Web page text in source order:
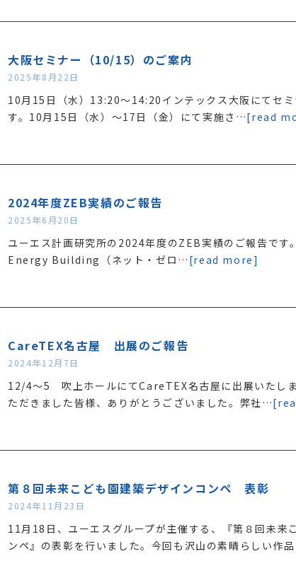
大阪セミナー（10/15）のご案内
2025年8月22日
10月15日（水）13:20～14:20インテックス大阪にてセミ
す。10月15日（水）～17日（金）にて実施さ…[read
2024年度ZEB実績のご報告
2025年6月20日
ユーエス計画研究所の2024年度のZEB実績のご報告で
Energy Building（ネット・ゼロ… [read more]
CareTEX名古屋 出展のご報告
2024年12月7日
12/4～5 吹上ホールにてCareTEX名古屋に出展いたし
ただきました皆様、ありがとうございました。弊社…
第８回未来こども園建築デザインコンペ 表彰
2024年11月23日
11月18日、ユーエスグループが主催する、『第８回未来
ンペ』の表彰を行いました。今回も沢山の素晴らしい作